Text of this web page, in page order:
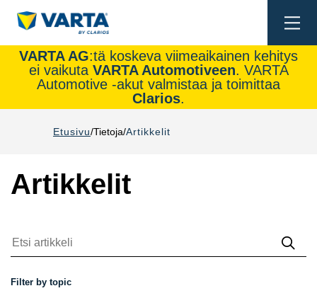
VARTA AG:tä koskeva viimeaikainen kehitys
ei vaikuta VARTA Automotiveen. VARTA
Automotive -akut valmistaa ja toimittaa
Clarios.
Etusivu Tietoja Artikkelit
Artikkelit
Etsi
Filter by topic